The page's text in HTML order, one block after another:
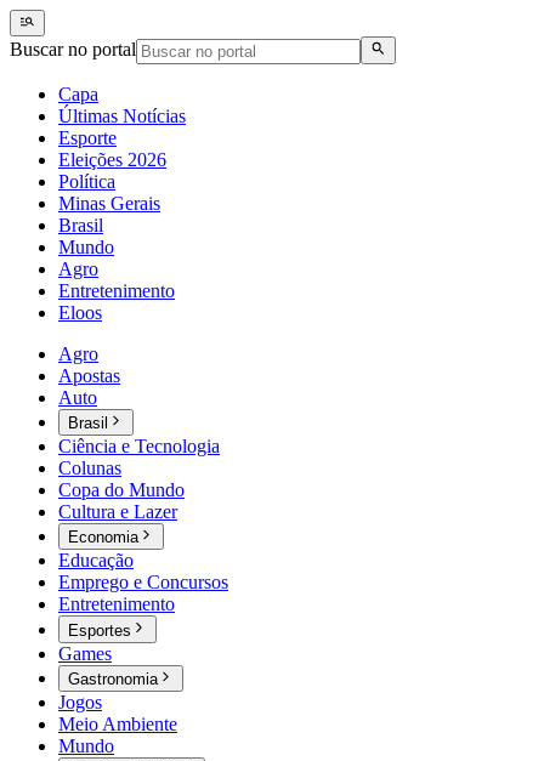
Buscar no portal
Capa
Últimas Notícias
Esporte
Eleições 2026
Política
Minas Gerais
Brasil
Mundo
Agro
Entretenimento
Eloos
Agro
Apostas
Auto
Brasil
Ciência e Tecnologia
Colunas
Copa do Mundo
Cultura e Lazer
Economia
Educação
Emprego e Concursos
Entretenimento
Esportes
Games
Gastronomia
Jogos
Meio Ambiente
Mundo